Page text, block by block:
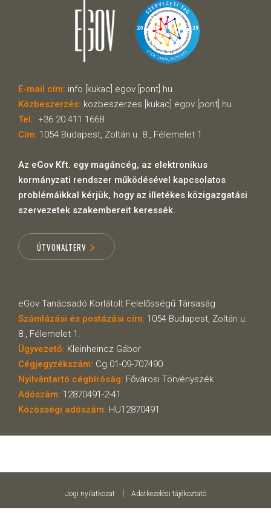
E-mail cím: info [kukac] egov [pont] hu
Közbeszerzés: kozbeszerzes [kukac] egov [pont] hu
Tel.: +36 20 411 1668
Cím: 1054 Budapest, Zoltán u. 8., Félemelet 1.
Az eGov Kft. egy magáncég, az elektronikus
kormányzati rendszer működésével kapcsolatos
problémáikkal kérjük, hogy az illetékes közigazgatási
szervezetek szakembereit keressék.
ÚTVONALTERV
eGov Tanácsadó Korlátolt Felelősségű Társaság
Számlázási és postázási cím: 1054 Budapest, Zoltán u.
8., Félemelet 1.
Ügyvezető: Kleinheincz Gábor
Cégjegyzékszám: Cg.01-09-707490
Nyilvántartó cégbíróság: Fővárosi Törvényszék
Adószám: 12870491-2-41
Közösségi adószám: HU12870491
Jogi nyilatkozat| Adatkezelési tájékoztató